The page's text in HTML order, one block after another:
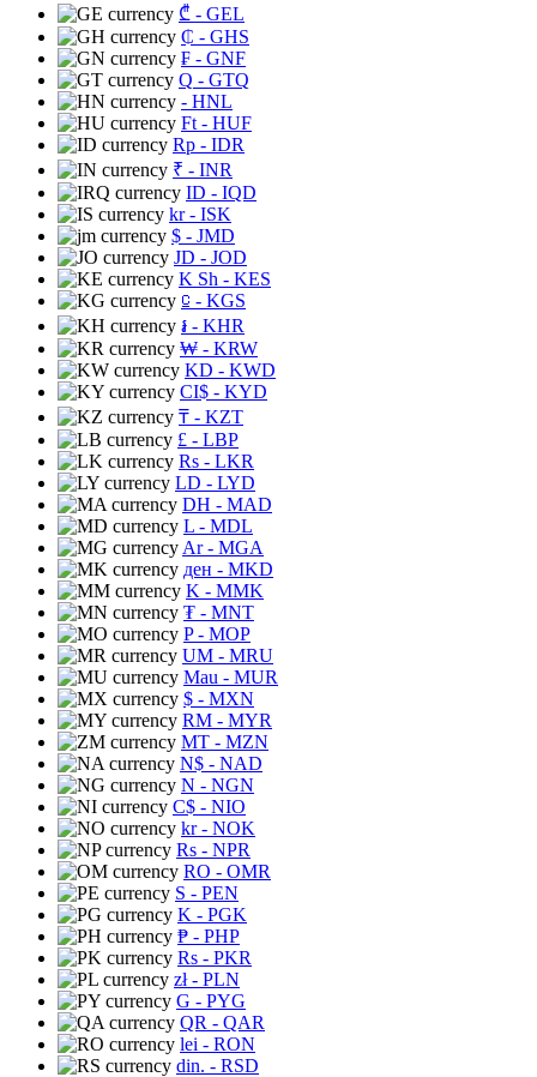
₾ - GEL
₵ - GHS
₣ - GNF
Q - GTQ
- HNL
Ft - HUF
Rp - IDR
₹ - INR
ID - IQD
kr- ISK
$ - JMD
JD - JOD
K Sh - KES
⃀ - KGS
៛ - KHR
₩ - KRW
KD - KWD
CI$ - KYD
₸ - KZT
£ - LBP
Rs - LKR
LD - LYD
DH - MAD
L - MDL
Ar- MGA
ден - MKD
K - MMK
₮ - MNT
P- MOP
UM - MRU
Mau - MUR
$ - MXN
RM - MYR
MT - MZN
N$ - NAD
N - NGN
C$ - NIO
kr- NOK
Rs - NPR
RO - OMR
S - PEN
K - PGK
₱ - PHP
Rs - PKR
zł- PLN
G - PYG
QR - QAR
lei - RON
din. - RSD